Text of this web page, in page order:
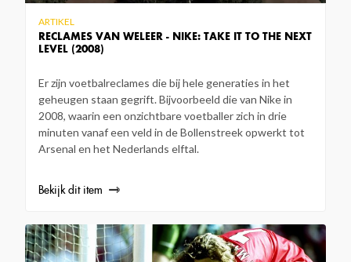
RECLAMES VAN WELEER - NIKE: TAKE IT TO THE NEXT
LEVEL (2008)
ARTIKEL
Er zijn voetbalreclames die bij hele generaties in het
geheugen staan gegrift. Bijvoorbeeld die van Nike in
2008, waarin een onzichtbare voetballer zich in drie
minuten vanaf een veld in de Bollenstreek opwerkt tot
Arsenal en het Nederlands elftal.
Bekijk dit item